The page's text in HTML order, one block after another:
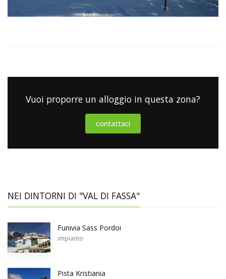
Vuoi proporre un alloggio in questa zona?
contattaci
NEI DINTORNI DI "VAL DI FASSA"
Funivia Sass Pordoi
impianto
Pista Kristiania